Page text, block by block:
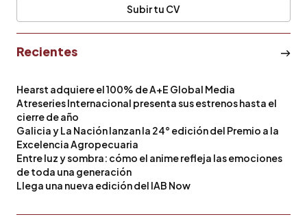
Subir tu CV
Recientes
Hearst adquiere el 100% de A+E Global Media
Atreseries Internacional presenta sus estrenos hasta el
cierre de año
Galicia y La Nación lanzan la 24° edición del Premio a la
Excelencia Agropecuaria
Entre luz y sombra: cómo el anime refleja las emociones
de toda una generación
Llega una nueva edición del IAB Now